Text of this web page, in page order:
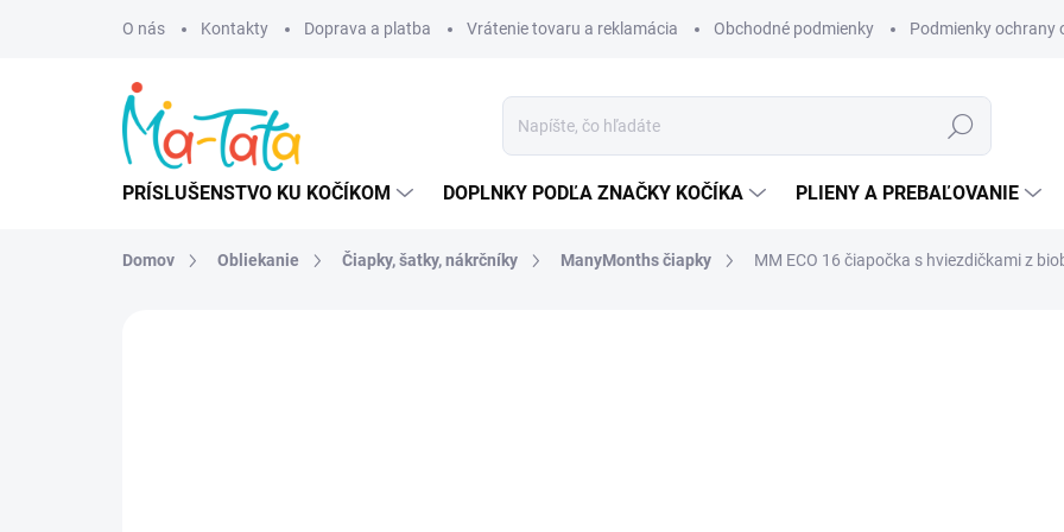
O nás Kontakty Doprava a platba Vrátenie tovaru a reklamácia Obchodné podmienky Podmienky ochrany
Hľadať
PRÍSLUŠENSTVO KU KOČÍKOM DOPLNKY PODĽA ZNAČKY KOČÍKA PLIENY A PREBAĽOVANIE
Domov Obliekanie Čiapky, šatky, nákrčníky ManyMonths čiapky MM ECO 16 čiapočka s hviezdičkami z